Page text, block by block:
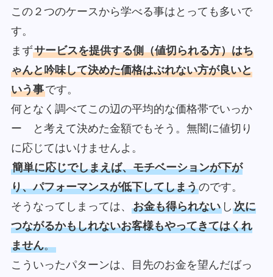
この２つのケースから学べる事はとっても多いで
す。
まずサービスを提供する側（値切られる方）はち
ゃんと吟味して決めた価格はぶれない方が良いと
いう事です。
何となく調べてこの辺の平均的な価格帯でいっか
ー と考えて決めた金額でもそう。無闇に値切り
に応じてはいけませんよ。
簡単に応じでしまえば、モチベーションが下が
り、パフォーマンスが低下してしまうのです。
そうなってしまっては、 お金も得られないし 次に
つながるかもしれないお客様もやってきてはくれ
ません。
こういったパターンは、
目先のお金を望んだばっ